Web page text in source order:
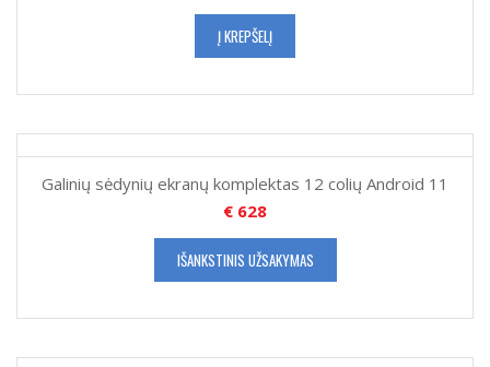
Į KREPŠELĮ
Galinių sėdynių ekranų komplektas 12 colių Android 11
€ 628
IŠANKSTINIS UŽSAKYMAS